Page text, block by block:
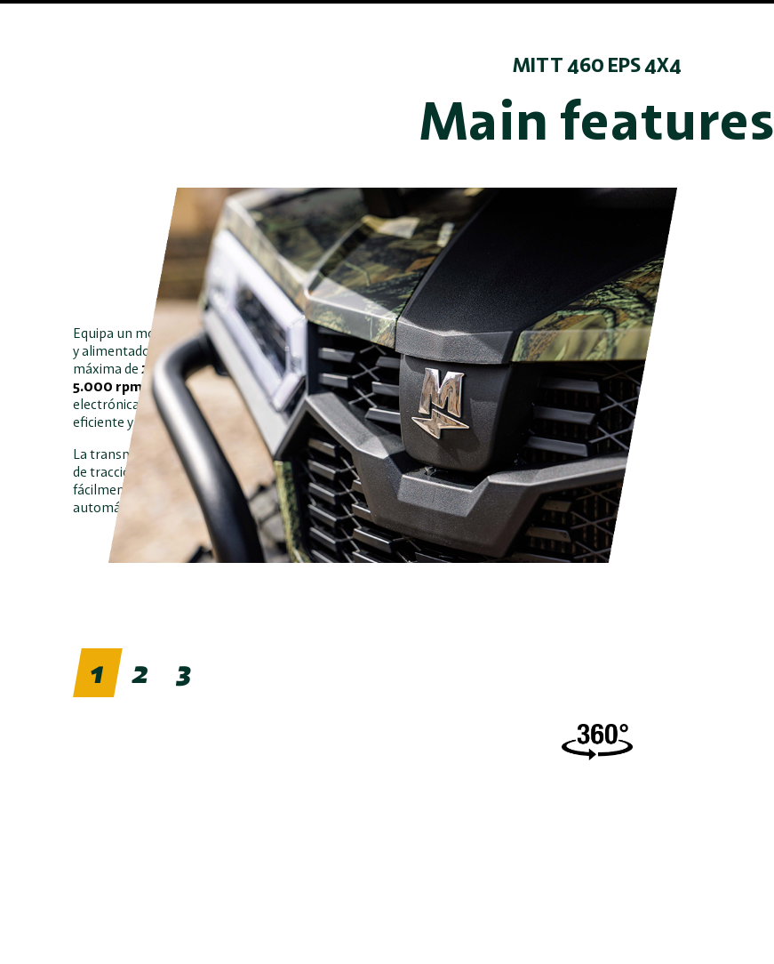
MITT 460 EPS 4X4
Main features
Equipa un motor monocilíndrico de390,8 cc, con refrigeración líquida
y alimentado por inyección electrónica, que desarrolla una potencia
máxima de 26 CV a 6.500 rpm y un par máximo de32,25 Nm a
5.000 rpm . Su configuración SOHC de 2 válvulas, junto con la gestión
electrónica ECU Delphi, garantiza una entrega de potencia progresiva,
eficiente y fiable en todo tipo de condiciones.
La transmisión automática CVT por correa, combinada con el sistema
de tracción seleccionable 4x2 / 4x4, permite al conductor adaptarse
fácilmente a cualquier terreno, mientras que el embrague centrífugo
automático facilita la conducción incluso en situaciones exigentes.
1 2 3